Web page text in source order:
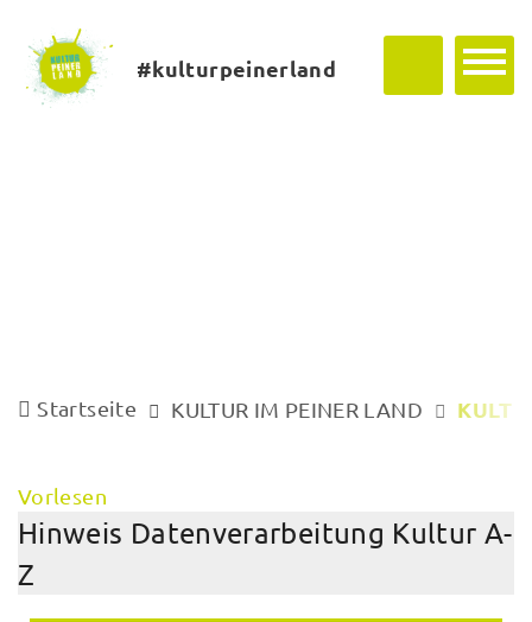
#kulturpeinerland
Startseite KULTUR IM PEINER LAND
Vorlesen
Hinweis Datenverarbeitung Kultur A-
Z